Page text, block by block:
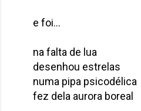
e foi...
na falta de lua
desenhou estrelas
numa pipa psicodélica
fez dela aurora boreal